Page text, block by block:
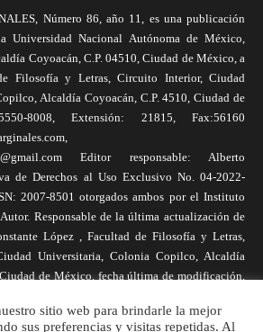
Número 86, año 11, es una publicación
Universidad Nacional Autónoma de México,
Coyoacán, C.P. 04510, Ciudad de México, a
Filosofía y Letras, Circuito Interior, Ciudad
Alcaldía Coyoacán, C.P. 4510, Ciudad de
8008, Extensión: 21815, Fax:56160
Editor responsable: Alberto
de Derechos al Uso Exclusivo No. 04-2022-
2007-8501 otorgados ambos por el Instituto
Responsable de la última actualización de
López , Facultad de Filosofía y Letras,
Universitaria, Colonia Copilco, Alcaldía
de México, fecha última de modificación,
postura de la revista, ni de Universidad Nacional
sitio web para brindarle la mejor
sus preferencias y visitas repetidas. Al